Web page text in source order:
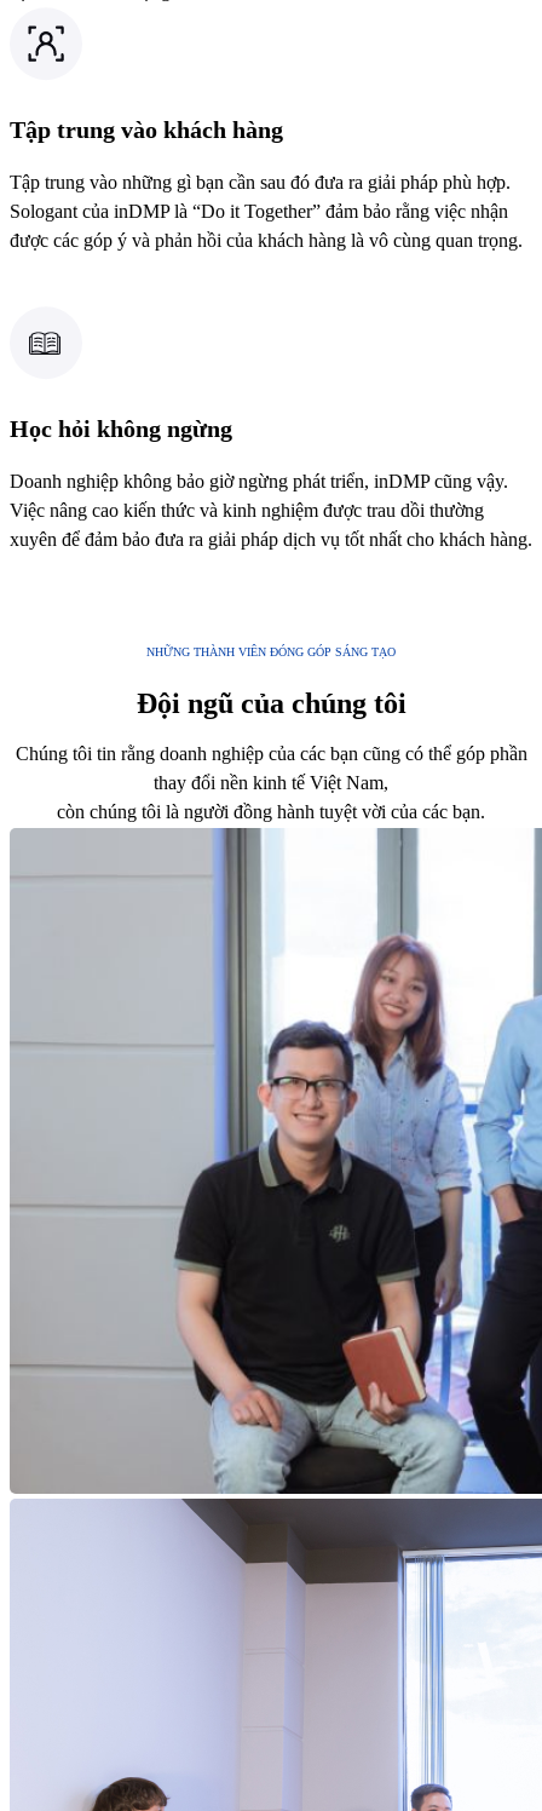
Tập trung vào khách hàng
Tập trung vào những gì bạn cần sau đó đưa ra giải pháp phù hợp.
Sologant của inDMP là “Do it Together” đảm bảo rằng việc nhận
được các góp ý và phản hồi của khách hàng là vô cùng quan trọng.
Học hỏi không ngừng
Doanh nghiệp không bảo giờ ngừng phát triển, inDMP cũng vậy.
Việc nâng cao kiến thức và kinh nghiệm được trau dồi thường
xuyên để đảm bảo đưa ra giải pháp dịch vụ tốt nhất cho khách hàng.
NHỮNG THÀNH VIÊN ĐÓNG GÓP SÁNG TẠO
Đội ngũ của chúng tôi
Chúng tôi tin rằng doanh nghiệp của các bạn cũng có thể góp phần
thay đổi nền kinh tế Việt Nam,
còn chúng tôi là người đồng hành tuyệt vời của các bạn.